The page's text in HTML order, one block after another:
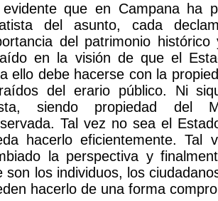
que en Campana ha
del asunto, cada
del patrimonio
en la visión de que el
ello debe hacerse con la
del erario público. Ni
siendo propiedad del
Tal vez no sea el
hacerlo eficientemente. Tal
la perspectiva y
son los individuos, los
hacerlo de una forma